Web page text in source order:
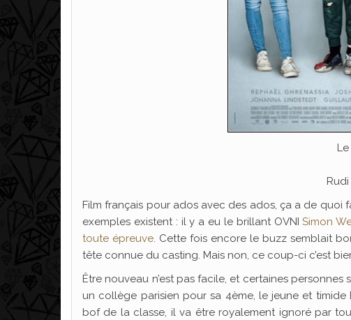
Film français pour ados avec des ados, ça a de quoi
exemples existent : il y a eu le brillant OVNISimon
toute épreuve. Cette fois encore le buzz semblait
tête connue du casting. Mais non, ce coup-ci c’est
Être nouveau n’est pas facile, et certaines
un collège parisien pour sa 4ème, le jeune et
bof de la classe, il va être royalement ignoré par